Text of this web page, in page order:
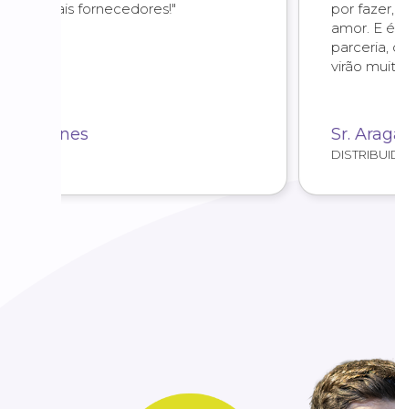
por fazer, mas com responsabilidade e
amor. E é por isso que já temos anos de